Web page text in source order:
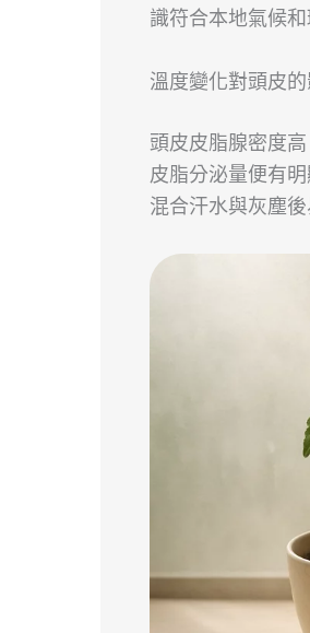
識符合本地氣候
溫度變化對頭皮
頭皮皮脂腺密度
皮脂分泌量便有
混合汗水與灰塵